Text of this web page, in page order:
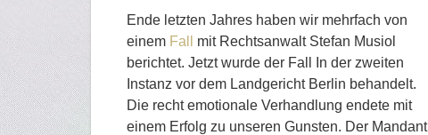
Ende letzten Jahres haben wir mehrfach von
einem Fall
mit Rechtsanwalt Stefan Musiol
berichtet. Jetzt wurde der Fall In der zweiten
Instanz vor dem Landgericht Berlin behandelt.
Die recht emotionale Verhandlung endete mit
einem Erfolg zu unseren Gunsten. Der Mandant